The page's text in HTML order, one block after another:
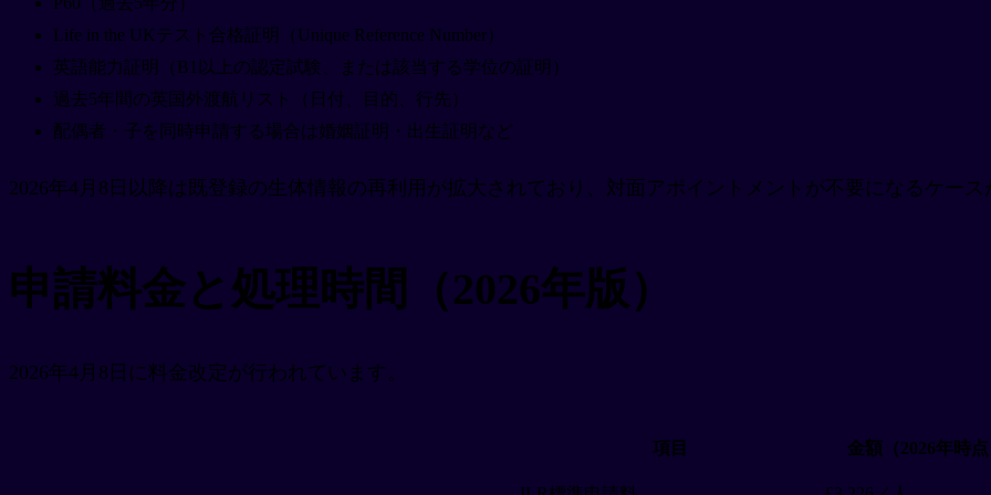
Life in the UKテスト合格証明（Unique Reference Number）
英語能力証明（B1以上の認定試験、または該当する学位の証明）
過去5年間の英国外渡航リスト（日付、目的、行先）
配偶者・子を同時申請する場合は婚姻証明・出生証明など
2026年4月8日以降は既登録の生体情報の再利用が拡大されており、対面アポイントメントが不要になるケース
申請料金と処理時間（2026年版）
2026年4月8日に料金改定が行われています。
項目 金額（2026年時点